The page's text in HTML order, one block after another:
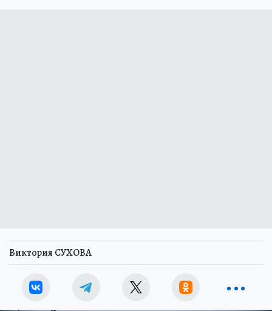
Виктория СУХОВА